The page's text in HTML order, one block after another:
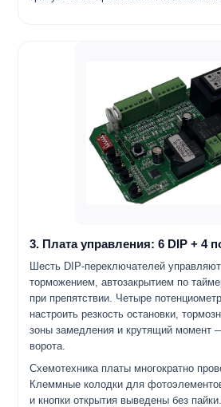
3. Плата управления: 6 DIP + 4
Шесть DIP-переключателей
торможением, автозакрытием по
при препятствии. Четыре
настроить резкость остановки,
зоны замедления и крутящий момент
ворота.
Схемотехника платы многократно
Клеммные колодки для
и кнопки открытия выведены без